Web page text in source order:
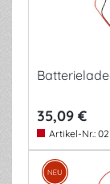
35,09 €
Artikel-Nr.: